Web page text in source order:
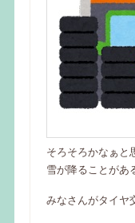
そろそろかなぁと
雪が降ることがあ
みなさんがタイヤ